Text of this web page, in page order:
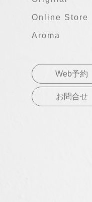
Online Store
Aroma
Web予約
お問合せ